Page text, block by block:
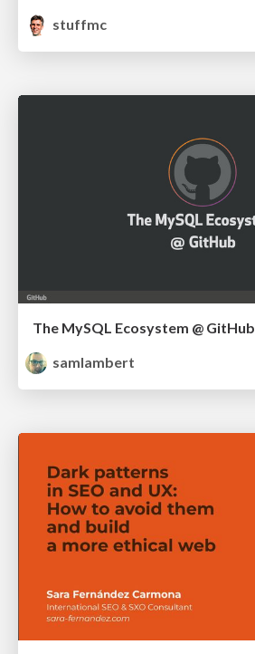
stuffmc
The MySQL Ecosystem @
samlambert